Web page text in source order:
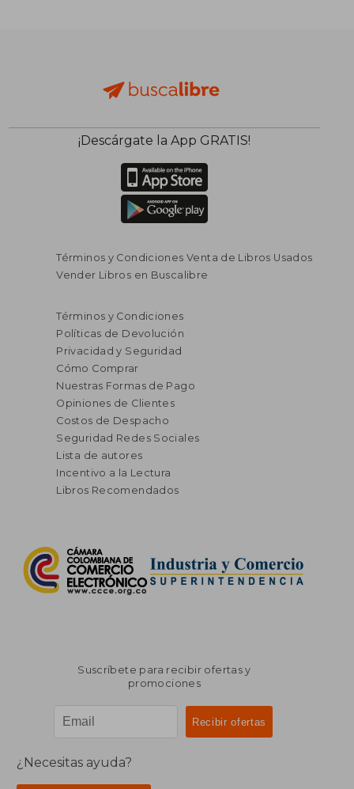
¡Descárgate la App GRATIS!
Términos y Condiciones Venta de Libros Usados
Vender Libros en Buscalibre
Términos y Condiciones
Políticas de Devolución
Privacidad y Seguridad
Cómo Comprar
Nuestras Formas de Pago
Opiniones de Clientes
Costos de Despacho
Seguridad Redes Sociales
Lista de autores
Incentivo a la Lectura
Libros Recomendados
Suscríbete para recibir ofertas y
promociones
¿Necesitas ayuda?